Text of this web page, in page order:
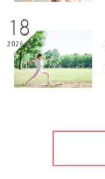
18
2026.03